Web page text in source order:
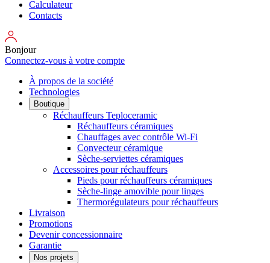
Calculateur
Contacts
Bonjour
Connectez-vous à votre compte
À propos de la société
Technologies
Boutique
Réchauffeurs Teploceramic
Réchauffeurs céramiques
Chauffages avec contrôle Wi-Fi
Convecteur céramique
Sèche-serviettes céramiques
Accessoires pour réchauffeurs
Pieds pour réchauffeurs céramiques
Sèche-linge amovible pour linges
Thermorégulateurs pour réchauffeurs
Livraison
Promotions
Devenir concessionnaire
Garantie
Nos projets